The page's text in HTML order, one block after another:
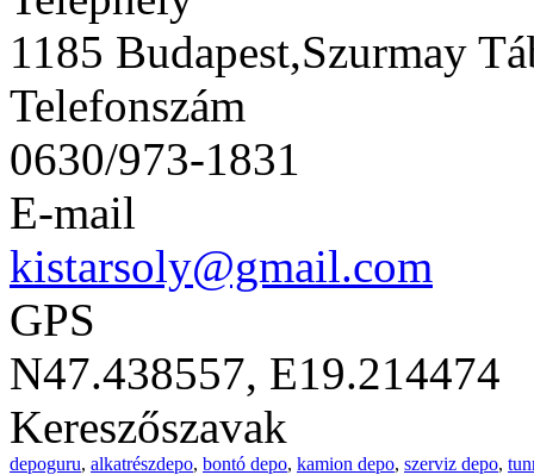
1185 Budapest,Szurmay
Telefonszám
0630/973-1831
E-mail
kistarsoly@gmail.com
GPS
N47.438557, E19.214474
Kereszőszavak
depoguru, alkatrészdepo, bontó depo, kamion depo, szerviz depo,